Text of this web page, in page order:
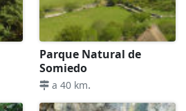
Parque Natural de
Somiedo
a 40 km.